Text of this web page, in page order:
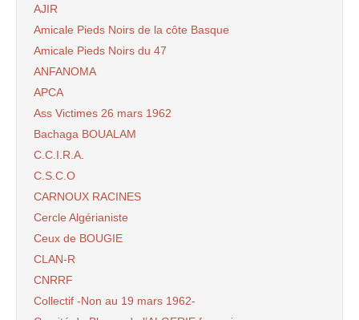
AJIR
Amicale Pieds Noirs de la côte Basque
Amicale Pieds Noirs du 47
ANFANOMA
APCA
Ass Victimes 26 mars 1962
Bachaga BOUALAM
C.C.I.R.A.
C.S.C.O
CARNOUX RACINES
Cercle Algérianiste
Ceux de BOUGIE
CLAN-R
CNRRF
Collectif -Non au 19 mars 1962-